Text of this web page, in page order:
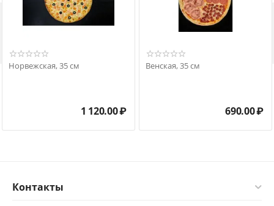
Норвежская, 35 см
1 120.00₽
Венская, 35 см
690.00₽
Контакты